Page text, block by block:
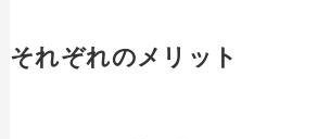
それぞれのメリット